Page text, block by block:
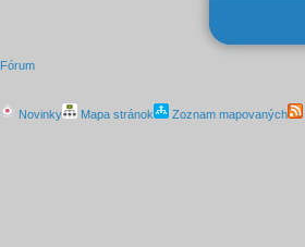
Fórum
Novinky Mapa stránok Zoznam mapovaných